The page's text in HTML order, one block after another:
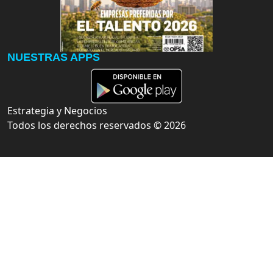
NUESTRAS APPS
Estrategia y Negocios
Todos los derechos reservados ©2026